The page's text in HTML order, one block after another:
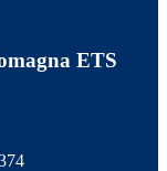
ETS